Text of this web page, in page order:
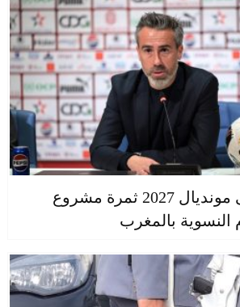
فيلدا: التأهل إلى مونديال 2027 ثمرة مشروع
النسوية بالمغرب